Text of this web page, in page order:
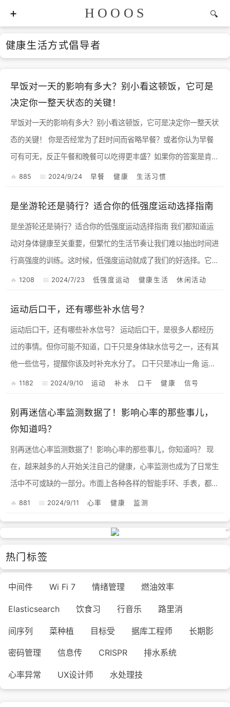
HOOOS
健康生活方式倡导者
早饭对一天的影响有多大？别小看这顿饭，它可是
决定你一整天状态的关键！
早饭对一天的影响有多大？别小看这顿饭，它可是决定你一整天状
态的关键！ 你是否经常为了赶时间而省略早餐？或者你认为早餐
可有可无，反正午餐和晚餐可以吃得更丰盛？如果你的答案是肯定
的，那么请认真阅读这篇文章，因为你可能正在忽视早餐对身体的
885 2024/9/24 早餐 健康 生活习惯
是坐游轮还是骑行？适合你的低强度运动选择指南
是坐游轮还是骑行？适合你的低强度运动选择指南 我们都知道运
动对身体健康至关重要，但繁忙的生活节奏让我们难以抽出时间进
行高强度的训练。这时候，低强度运动就成了我们的好选择。它不
仅可以帮助我们保持健康，还能让我们在运动中放松身心，享受生
1208 2024/7/23 低强度运动 健康生活 休闲活动
运动后口干，还有哪些补水信号？
运动后口干，还有哪些补水信号？ 运动后口干，是很多人都经历
过的事情。但你可能不知道，口干只是身体缺水信号之一，还有其
他一些信号，提醒你该及时补充水分了。 口干只是冰山一角 运动
时，我们通过汗液排出水分和电解质，导致身体水分...
1182 2024/9/10 运动 补水 口干 健康 信号
别再迷信心率监测数据了！影响心率的那些事儿，
你知道吗？
别再迷信心率监测数据了！影响心率的那些事儿，你知道吗？ 现
在，越来越多的人开始关注自己的健康，心率监测也成为了日常生
活中不可或缺的一部分。市面上各种各样的智能手环、手表，都带
881 2024/9/11 心率 健康 监测
热门标签
中间件 Wi Fi 7 情绪管理 燃油效率
Elasticsearch 饮食习 行音乐 路里消
间序列 菜种植 目标受 据库工程师 长期影
密码管理 信息传 CRISPR 排水系统
心率异常 UX设计师 水处理技